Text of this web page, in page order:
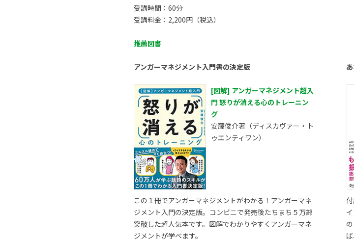
受講時間：60分
受講料金：2,200円（税込）
推薦図書
アンガーマネジメント入門書の決定版
[図解] アンガーマネジメント超入
門 怒りが消える心のトレーニン
グ
安藤俊介著（ディスカヴァー・ト
ゥエンティワン）
この１冊でアンガーマネジメントがわかる！アンガーマネ
ジメント入門の決定版。コンビニで発売後たちまち５万部
突破した超人気本です。図解でわかりやすくアンガーマネ
ジメントが学べます。